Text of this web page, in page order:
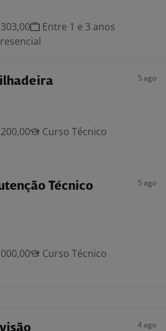
Entre 1 e 3 anos
5 ago
Curso Técnico
Técnico
5 ago
Curso Técnico
4 ago